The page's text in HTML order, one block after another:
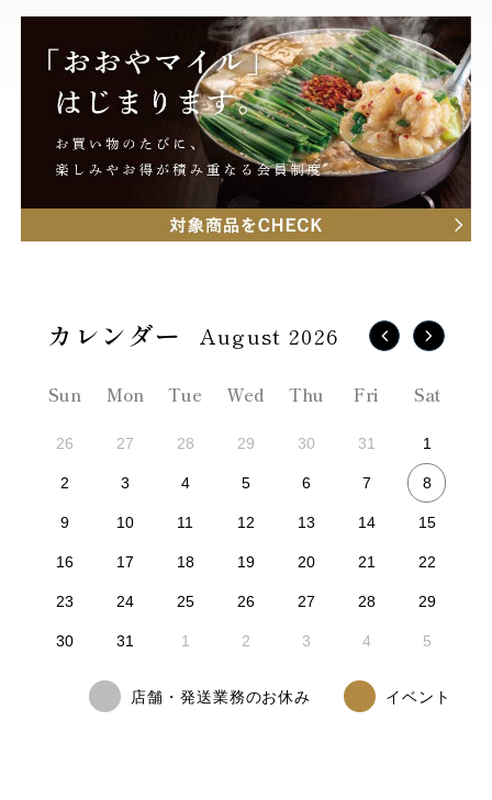
August 2026
Sun Mon Tue Wed Thu Fri Sat
26 27 28 29 30 31 1
2 3 4 5 6 7 8
9 10 11 12 13 14 15
16 17 18 19 20 21 22
23 24 25 26 27 28 29
30 31 1 2 3 4 5
店舗・発送業務のお休み イベント